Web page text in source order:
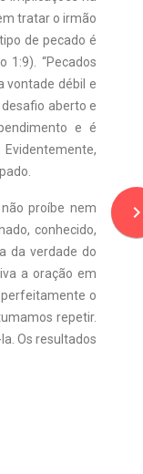
tratar o irmão
de pecado é
1:9). “Pecados
vontade débil e
aberto e
e é
Evidentemente,
proíbe nem
conhecido,
da verdade do
a oração em
o
repetir.
Os resultados
navigate_next